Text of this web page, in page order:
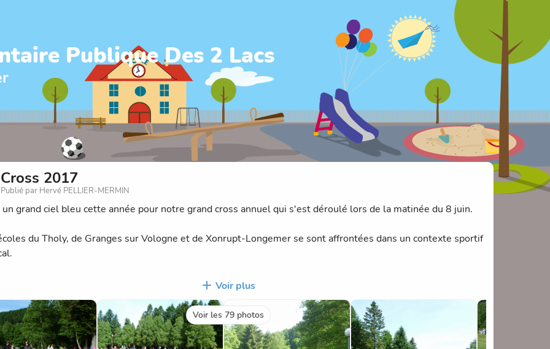
Publique Des 2 Lacs
Cross 2017
Publié par Hervé PELLIER-MERMIN
un grand ciel bleu cette année pour notre grand cross annuel qui s'est déroulé lors de la matinée du 8 juin.
du Tholy, de Granges sur Vologne et de Xonrupt-Longemer se sont affrontées dans un contexte sportif
tous les enfants qui ont fait preuve d'un réel effort lors de cette course, et en particulier nos
qui ont couru à un rythme très soutenu tout au long du parcours !
ont été remportées par notre école, 6 par les enfants du Tholy et 4 par l'école de Granges. Bravo !
Voir plus
Voir les 79 photos